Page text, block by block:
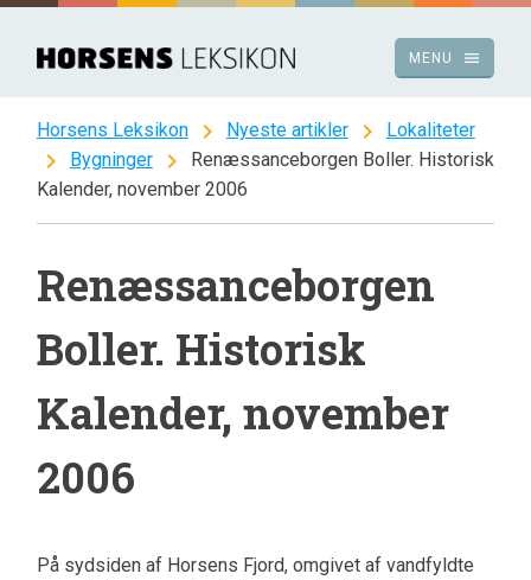
Spring
indhold
menu
MENU
Horsens Leksikon chevron_right Nyeste artikler chevron_right Lokaliteter
chevron_right Bygninger chevron_right
Renæssanceborgen Boller. Historisk
Kalender, november 2006
Renæssanceborgen
Boller. Historisk
Kalender, november
2006
På sydsiden af Horsens Fjord, omgivet af vandfyldte